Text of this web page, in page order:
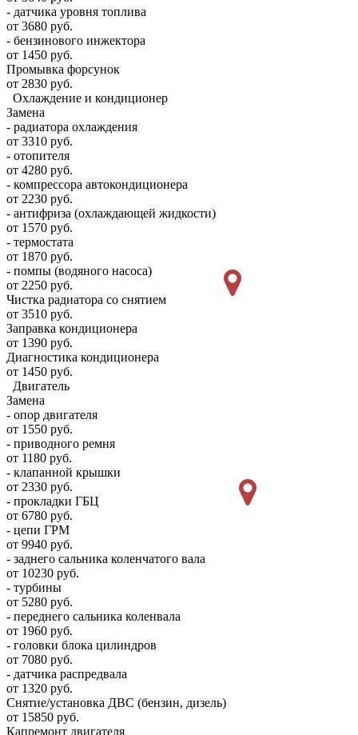
- датчика уровня топлива
от 3680 руб.
- бензинового инжектора
от 1450 руб.
Промывка форсунок
от 2830 руб.
Охлаждение и кондиционер
Замена
- радиатора охлаждения
от 3310 руб.
- отопителя
от 4280 руб.
- компрессора автокондиционера
от 2230 руб.
- антифриза (охлаждающей жидкости)
от 1570 руб.
- термостата
от 1870 руб.
- помпы (водяного насоса)
от 2250 руб.
Чистка радиатора со снятием
от 3510 руб.
Заправка кондиционера
от 1390 руб.
Диагностика кондиционера
от 1450 руб.
Двигатель
Замена
- опор двигателя
от 1550 руб.
- приводного ремня
от 1180 руб.
- клапанной крышки
от 2330 руб.
- прокладки ГБЦ
от 6780 руб.
- цепи ГРМ
от 9940 руб.
- заднего сальника коленчатого вала
от 10230 руб.
- турбины
от 5280 руб.
- переднего сальника коленвала
от 1960 руб.
- головки блока цилиндров
от 7080 руб.
- датчика распредвала
от 1320 руб.
Снятие/установка ДВС (бензин, дизель)
от 15850 руб.
Капремонт двигателя